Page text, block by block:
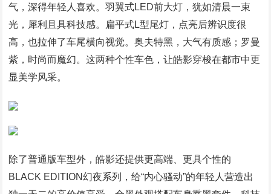
气，深得年轻人喜欢。羽翼式LED前大灯，犹如清晨一束
光，犀利且具科技感。扁平式L型尾灯，点亮后辨识度很
高，也拉伸了车尾横向视觉。奥夫特黑，大气有质感；罗曼
紫，时尚而魔幻。这两种个性车色，让皓影穿梭在都市中更
显美学风采。
除了普通版车型外，皓影还提供更高端、更具个性的
BLACK EDITION幻夜系列，给“内心骚动”的年轻人营造出